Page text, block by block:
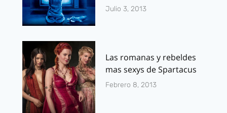
Julio 3, 2013
Las romanas y rebeldes
mas sexys de Spartacus
Febrero 8, 2013